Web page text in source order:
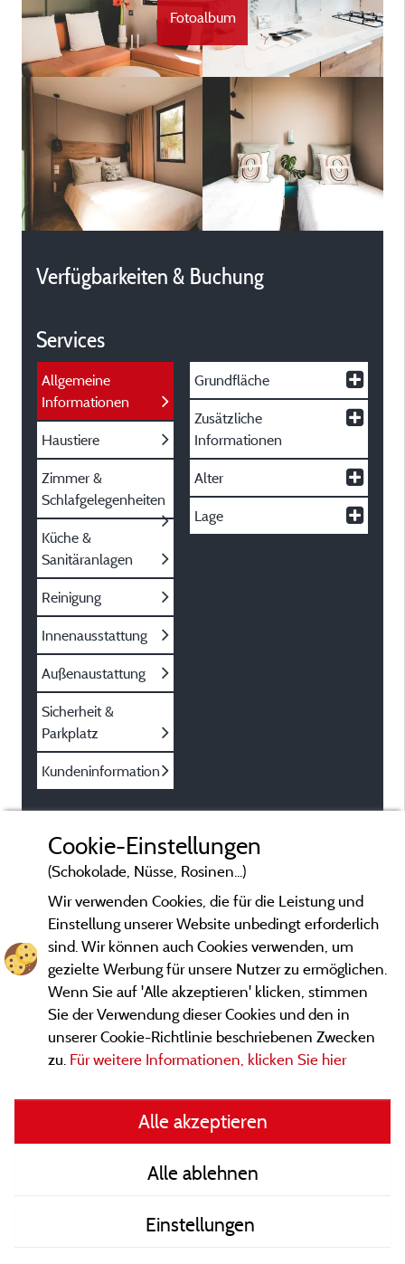
Fotoalbum
Verfügbarkeiten & Buchung
Services
Allgemeine
Informationen
Haustiere
Zimmer &
Schlafgelegenheiten
Küche &
Sanitäranlagen
Reinigung
Innenausstattung
Außenaustattung
Sicherheit &
Parkplatz
Kundeninformation
Grundfläche
Zusätzliche
Informationen
Alter
Lage
Gesetzliche Bedingungen
Herausgeberinformationen und Adressen
Kontakt
AGB
Cookie-Einstellungen
(Schokolade, Nüsse, Rosinen...)
Wir verwenden Cookies, die für die Leistung und
Einstellung unserer Website unbedingt erforderlich
sind. Wir können auch Cookies verwenden, um
gezielte Werbung für unsere Nutzer zu ermöglichen.
Wenn Sie auf 'Alle akzeptieren' klicken, stimmen
Sie der Verwendung dieser Cookies und den in
unserer Cookie-Richtlinie beschriebenen Zwecken
zu. Für weitere Informationen, klicken Sie hier
Alle akzeptieren
Alle ablehnen
Einstellungen